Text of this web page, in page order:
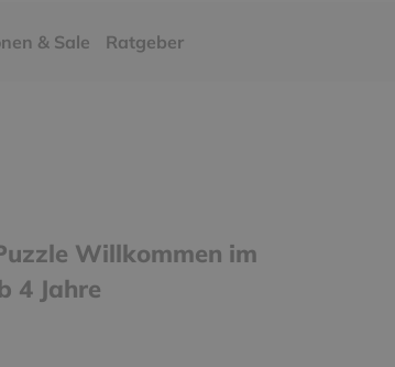
& Sale Ratgeber
Willkommen im
4 Jahre